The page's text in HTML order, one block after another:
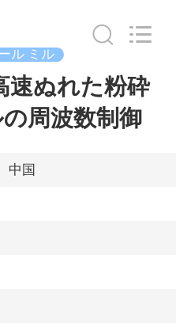
ル ミル
速ぬれた粉砕
周波数制御
中国